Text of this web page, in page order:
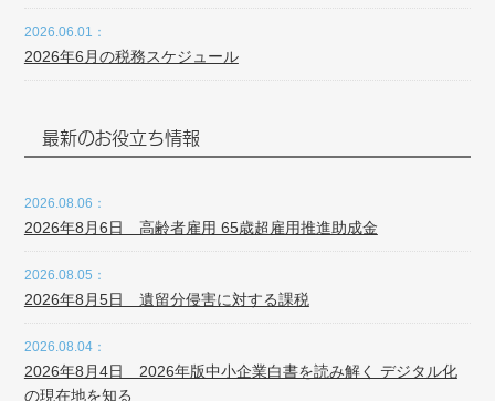
2026.06.01：
2026年6月の税務スケジュール
最新のお役立ち情報
2026.08.06：
2026年8月6日 高齢者雇用 65歳超雇用推進助成金
2026.08.05：
2026年8月5日 遺留分侵害に対する課税
2026.08.04：
2026年8月4日 2026年版中小企業白書を読み解く デジタル化
の現在地を知る